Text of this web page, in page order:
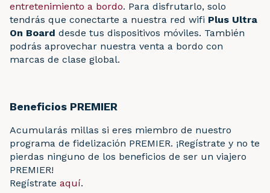
entretenimiento a bordo. Para disfrutarlo, solo
tendrás que conectarte a nuestra red wifi Plus Ultra
On Board desde tus dispositivos móviles. También
podrás aprovechar nuestra venta a bordo con
marcas de clase global.
Beneficios PREMIER
Acumularás millas si eres miembro de nuestro
programa de fidelización PREMIER. ¡Regístrate y no te
pierdas ninguno de los beneficios de ser un viajero
PREMIER!
Regístrate aquí.